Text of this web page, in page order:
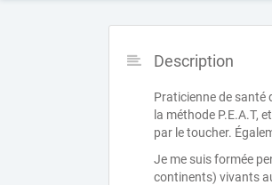
Description
Praticienne de santé
la méthode P.E.A.T,
par le toucher.
Je me suis formée
continents) vivants